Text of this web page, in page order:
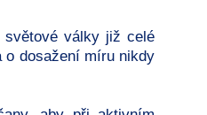
světové války již celé
o dosažení míru nikdy